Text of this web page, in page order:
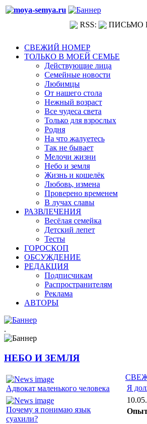
RSS: ПИСЬМО
СВЕЖИЙ НОМЕР
ТОЛЬКО В МОЕЙ СЕМЬЕ
Действующие лица
Семейные новости
Любимцы
От нашего стола
Нежный возраст
Все чудеса света
Только для взрослых
Родня
На что жалуетесь
Так не бывает
Мелочи жизни
Небо и земля
Жизнь и кошелёк
Любовь, измена
Проверено временем
В лучах славы
РАЗВЛЕЧЕНИЯ
Весёлая семейка
Детский лепет
Тесты
ГОРОСКОП
ОБСУЖДЕНИЕ
РЕДАКЦИЯ
Подписчикам
Распространителям
Реклама
АВТОРЫ
.
НЕБО И ЗЕМЛЯ
Адвокат маленького человека
Почему я понимаю язык
суахили?
Я